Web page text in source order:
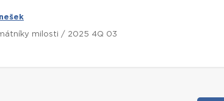
milosti / 2025 4Q 03